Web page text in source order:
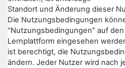
Standort und Änderung dieser
Die Nutzungsbedingungen
"Nutzungsbedingungen" auf
Lernplattform eingesehen
ist berechtigt, die
ändern. Jeder Nutzer wird nach